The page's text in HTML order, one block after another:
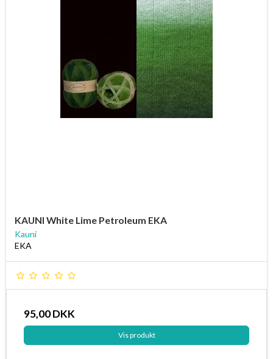
KAUNI White Lime Petroleum EKA
Kauni
EKA
95,00 DKK
Vis produkt